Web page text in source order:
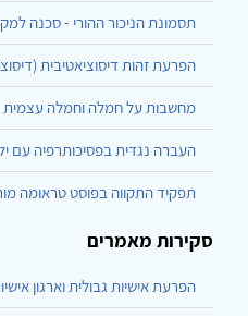
תסמונת הניכור ההורי - סכנה
הפרעת זהות דיסוציאטיבית
מחשבות על חמלה וחמלה עצמית
העברה נגדית בפסיכותרפיה עם
תפקיד התקווה בפוסט טראומה
סקירות מאמרים
הפרעת אישיות גבולית וארגון